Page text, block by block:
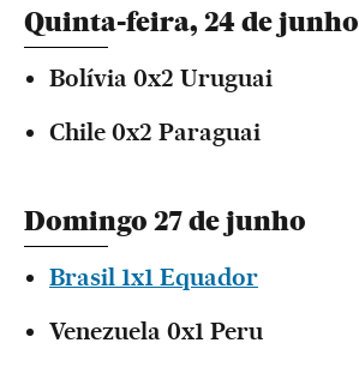
Quinta-feira, 24 de junho
Bolívia 0x2 Uruguai
Chile 0x2 Paraguai
Domingo 27 de junho
Brasil 1x1 Equador
Venezuela 0x1 Peru